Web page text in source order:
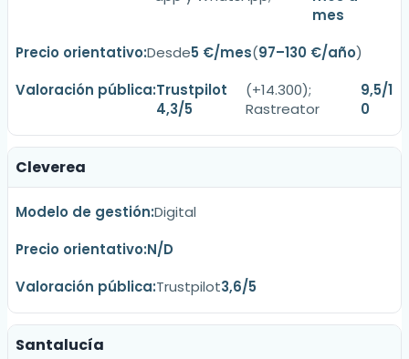
mes
Desde5 €/mes(97–130 €/año)
Trustpilot
4,3/5
(+14.300);
Rastreator
9,5/1
0
Cleverea
Digital
N/D
Trustpilot3,6/5
Santalucía